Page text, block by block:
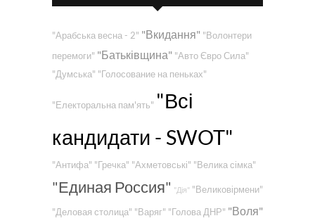
"Арабська весна - 2" "Вкидання" "Волонтери
перемоги" "Батьківщина" "Авто Євро Сила"
"Думська" "Голосование на пеньках"
"Електоральна пам'ять" "Всі
кандидати - SWOT"
"Антифа" "Гречка" "Ахметовські" "Велика сімка"
"Единая Россия" "Дія" "Великовірмени"
"Деловая столица" "Варяг" "Голова ДНР" "Воля"